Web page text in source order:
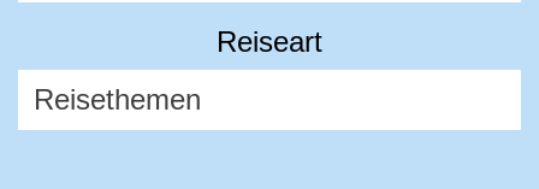
Reiseart